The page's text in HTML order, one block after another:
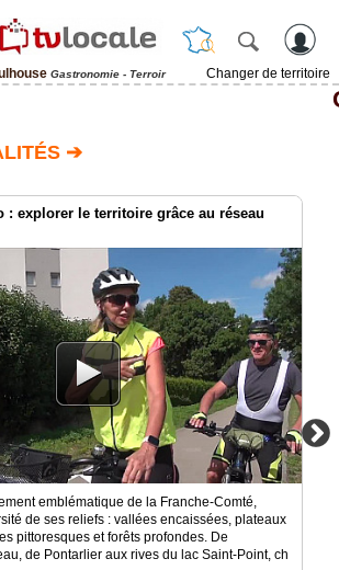
Gastronomie - Terroir
Changer de territoire
➔
: explorer le territoire grâce au réseau
emblématique de la Franche-Comté,
de ses reliefs : vallées encaissées, plateaux
pittoresques et forêts profondes. De
de Pontarlier aux rives du lac Saint-Point, ch